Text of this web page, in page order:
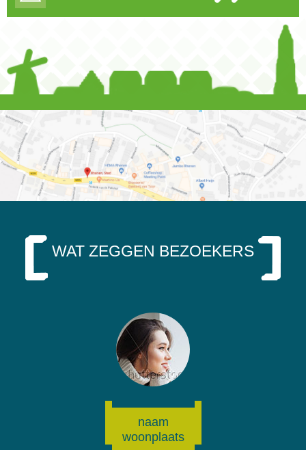
WAT ZEGGEN BEZOEKERS
naam
woonplaats